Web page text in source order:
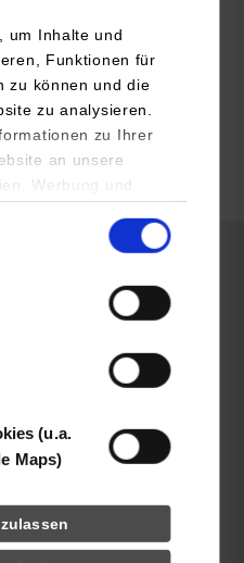
um Inhalte und
Funktionen für
zu können und die
zu analysieren.
zu Ihrer
an unsere
Werbung und
führen diese
ihnen bereitgestellt
Ihrer Nutzung
(u.a.
Maps)